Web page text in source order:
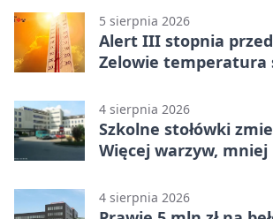
5 sierpnia 2026
Alert III stopnia przed
Zelowie temperatura
4 sierpnia 2026
Szkolne stołówki
Więcej warzyw, mniej
4 sierpnia 2026